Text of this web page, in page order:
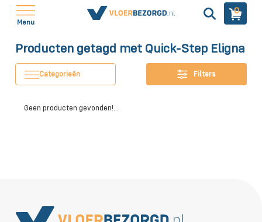
Menu
0
Producten getagd met Quick-Step Eligna
Categorieën Filters
Geen producten gevonden!...